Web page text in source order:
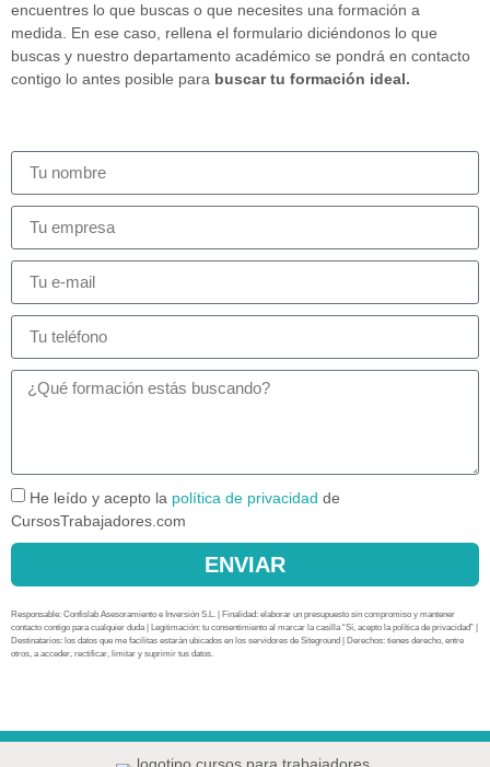
encuentres lo que buscas o que necesites una formación a
medida. En ese caso, rellena el formulario diciéndonos lo que
buscas y nuestro departamento académico se pondrá en contacto
contigo lo antes posible para buscar tu formación ideal.
He leído y acepto la política de privacidad de
CursosTrabajadores.com
ENVIAR
Responsable: Confislab Asesoramiento e Inversión S.L. | Finalidad: elaborar un presupuesto sin compromiso y mantener
contacto contigo para cualquier duda | Legitimación: tu consentimiento al marcar la casilla “Sí, acepto la política de privacidad” |
Destinatarios: los datos que me facilitas estarán ubicados en los servidores de Siteground | Derechos: tienes derecho, entre
otros, a acceder, rectificar, limitar y suprimir tus datos.